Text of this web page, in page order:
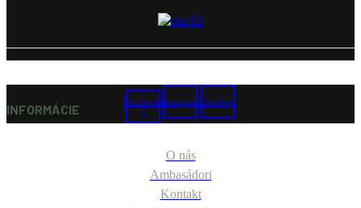
Facebook-
f
InstagramEnvelope
INFORMÁCIE
O nás
Ambasádori
Kontakt